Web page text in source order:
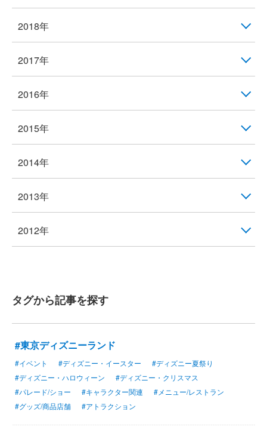
2018年
2017年
2016年
2015年
2014年
2013年
2012年
タグから記事を探す
#東京ディズニーランド
#イベント #ディズニー・イースター
#ディズニー夏祭り
#ディズニー・ハロウィーン
#ディズニー・クリスマス
#パレード/ショー
#キャラクター関連
#メニュー/レストラン
#グッズ/商品店舗
#アトラクション